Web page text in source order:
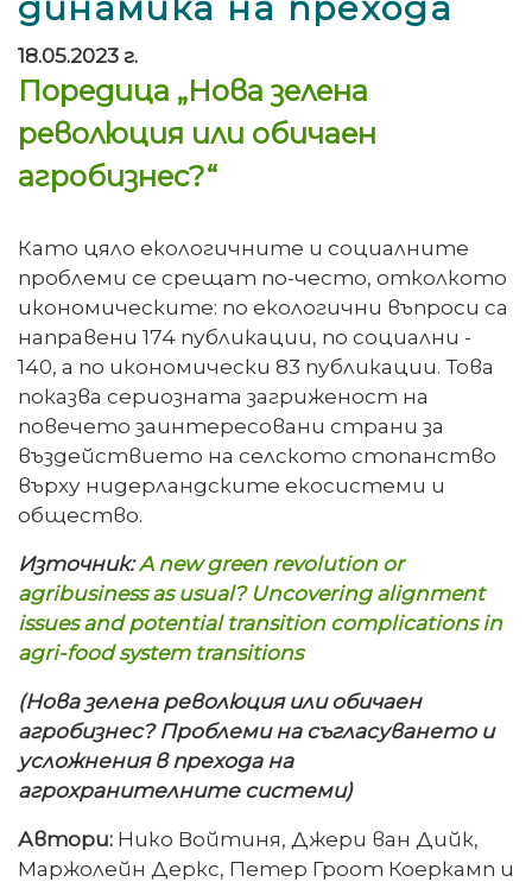
18.05.2023 г.
Поредица „Нова зелена
революция или обичаен
агробизнес?“
Като цяло екологичните и социалните
проблеми се срещат по-често, отколкото
икономическите: по екологични въпроси са
направени 174 публикации, по социални -
140, а по икономически 83 публикации. Това
показва сериозната загриженост на
повечето заинтересовани страни за
въздействието на селското стопанство
върху нидерландските екосистеми и
общество.
Източник:A new green revolution or
agribusiness as usual? Uncovering alignment
issues and potential transition complications in
agri-food system transitions
(Нова зелена революция или обичаен
агробизнес? Проблеми на съгласуването и
усложнения в прехода на
агрохранителните системи)
Автори: Нико Войтиня, Джери ван Дийк,
Маржолейн Деркс, Петер Гроот Коеркамп и